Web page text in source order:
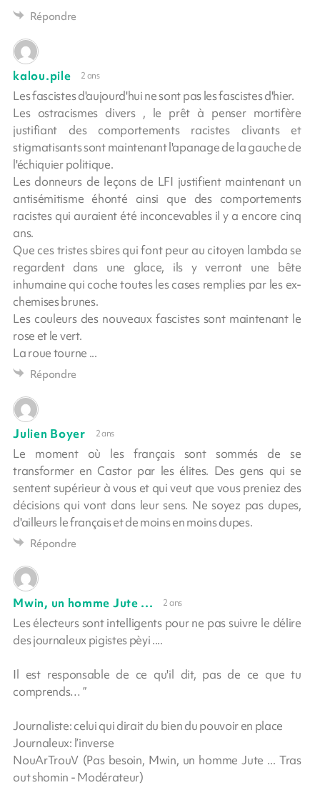
Répondre
kalou.pile 2 ans
Les fascistes d'aujourd'hui ne sont pas les fascistes d'hier.
Les ostracismes divers , le prêt à penser mortifère
justifiant des comportements racistes clivants et
stigmatisants sont maintenant l'apanage de la gauche de
l'échiquier politique.
Les donneurs de leçons de LFI justifient maintenant un
antisémitisme éhonté ainsi que des comportements
racistes qui auraient été inconcevables il y a encore cinq
ans.
Que ces tristes sbires qui font peur au citoyen lambda se
regardent dans une glace, ils y verront une bête
inhumaine qui coche toutes les cases remplies par les ex-
chemises brunes.
Les couleurs des nouveaux fascistes sont maintenant le
rose et le vert.
La roue tourne ...
Répondre
Julien Boyer 2 ans
Le moment où les français sont sommés de se
transformer en Castor par les élites. Des gens qui se
sentent supérieur à vous et qui veut que vous preniez des
décisions qui vont dans leur sens. Ne soyez pas dupes,
d'ailleurs le français et de moins en moins dupes.
Répondre
Mwin, un homme Jute ... 2 ans
Les électeurs sont intelligents pour ne pas suivre le délire
des journaleux pigistes pèyi ....
Il est responsable de ce qu'il dit, pas de ce que tu
comprends… ”
Journaliste: celui qui dirait du bien du pouvoir en place
Journaleux: l’inverse
NouArTrouV (Pas besoin, Mwin, un homme Jute ... Tras
out shomin - Modérateur)